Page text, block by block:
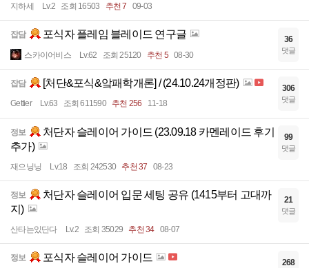
지하세 Lv.2 조회 16503 추천 7 09-03
잡담 포식자 플레임 블레이드 연구글
스카이어비스 Lv.62 조회 25120 추천 5 08-30
36
댓글
잡담 [처단&포식&앜패학개론] / (24.10.24개정판)
Gettier Lv.63 조회 611590 추천 256 11-18
306
댓글
정보
처단자 슬레이어 가이드 (23.09.18 카멘레이드 후기
추가)
재으닝닝 Lv.18 조회 242530 추천 37 08-23
99
댓글
정보
처단자 슬레이어 입문 세팅 공유 (1415부터 고대까
지)
산타는있단다 Lv.2 조회 35029 추천 34 08-07
21
댓글
정보 포식자 슬레이어 가이드 268